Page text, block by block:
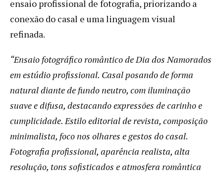
ensaio profissional de fotografia, priorizando a
conexão do casal e uma linguagem visual
refinada.
“Ensaio fotográfico romântico de Dia dos Namorados
em estúdio profissional. Casal posando de forma
natural diante de fundo neutro, com iluminação
suave e difusa, destacando expressões de carinho e
cumplicidade. Estilo editorial de revista, composição
minimalista, foco nos olhares e gestos do casal.
Fotografia profissional, aparência realista, alta
resolução, tons sofisticados e atmosfera romântica